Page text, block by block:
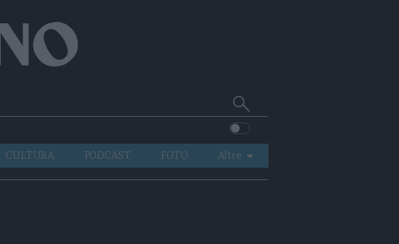
Cerca
su
Trentino
CULTURA PODCAST FOTO
Altre
VIDEO